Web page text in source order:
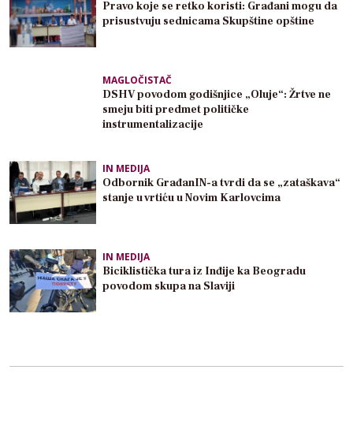
Pravo koje se retko koristi: Građani mogu da
prisustvuju sednicama Skupštine opštine
MAGLOČISTAČ
DSHV povodom godišnjice „Oluje“: Žrtve ne
smeju biti predmet političke
instrumentalizacije
IN MEDIJA
Odbornik GrađanIN-a tvrdi da se „zataškava“
stanje u vrtiću u Novim Karlovcima
IN MEDIJA
Biciklistička tura iz Inđije ka Beogradu
povodom skupa na Slaviji